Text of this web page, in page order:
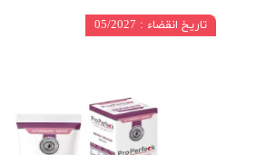
تاریخ انقضاء : 05/2027